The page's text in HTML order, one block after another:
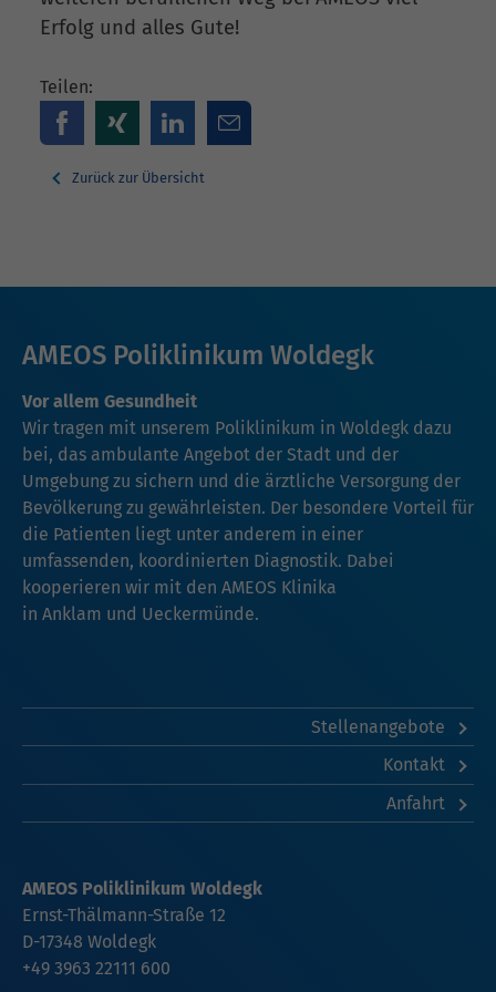
Erfolg und alles Gute!
Teilen:
Zurück zur Übersicht
AMEOS Poliklinikum Woldegk
Vor allem Gesundheit
Wir tragen mit unserem Poliklinikum in Woldegk dazu
bei, das ambulante Angebot der Stadt und der
Umgebung zu sichern und die ärztliche Versorgung der
Bevölkerung zu gewährleisten. Der besondere Vorteil für
die Patienten liegt unter anderem in einer
umfassenden, koordinierten Diagnostik. Dabei
kooperieren wir mit den AMEOS Klinika
in Anklam und Ueckermünde.
Stellenangebote
Kontakt
Anfahrt
AMEOS Poliklinikum Woldegk
Ernst-Thälmann-Straße 12
D-17348 Woldegk
+49 3963 22111 600